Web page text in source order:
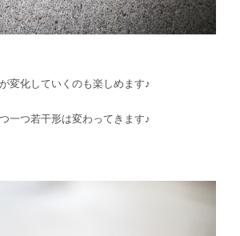
変化していくのも楽しめます♪
一つ若干形は変わってきます♪